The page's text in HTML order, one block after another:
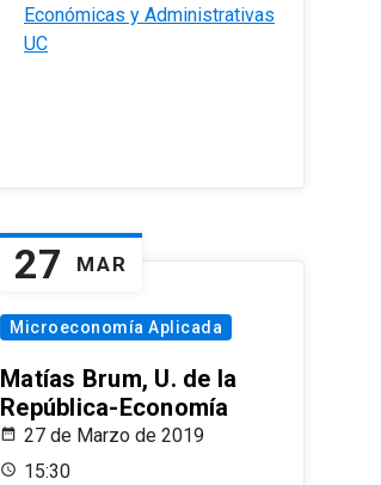
Económicas y Administrativas
UC
27 MAR
Microeconomía Aplicada
Matías Brum, U. de la
República-Economía
27 de Marzo de 2019
15:30